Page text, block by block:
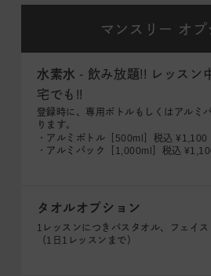
マンスリー オプ
水素水 - 飲み放題!! レッスン
宅でも!!
登録時に、専用ボトルもしくはアルミ
ります。
・アルミボトル［500ml］税込 ¥1,100
・アルミパック［1,000ml］税込
タオルオプション
1レッスンにつきバスタオル、フェイ
（1日1レッスンまで）